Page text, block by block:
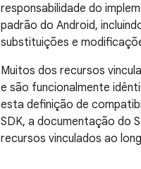
responsabilidade do
padrão do Android,
substituições e
Muitos dos recursos
e são funcionalmente
esta definição de
SDK, a documentação do
recursos vinculados ao